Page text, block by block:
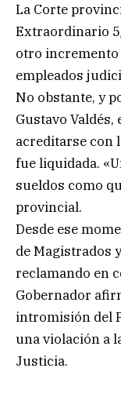
La Corte
Extraordinario
otro incremento
empleados
No obstante, y
Gustavo
acreditarse con
fue liquidada.
sueldos como
provincial.
Desde ese
de Magistrados
reclamando en
Gobernador
intromisión del
una violación a
Justicia.